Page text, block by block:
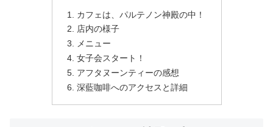
カフェは、パルテノン神殿の中！
店内の様子
メニュー
女子会スタート！
アフタヌーンティーの感想
深藍咖啡へのアクセスと詳細